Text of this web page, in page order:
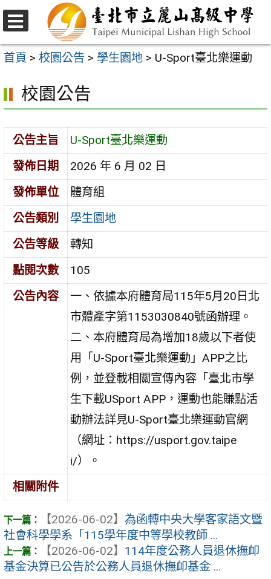
跳
至
主
內
容
選
單
首頁 > 校園公告 > 學生園地 > U-Sport臺北樂運動
校園公告
公告主旨
U-Sport臺北樂運動
發佈日期
2026 年 6 月 02 日
發佈單位
體育組
公告類別
學生園地
公告等級
轉知
點閱次數
105
公告內容
一、依據本府體育局115年5月20日北
市體產字第1153030840號函辦理。
二、本府體育局為增加18歲以下者使
用「U-Sport臺北樂運動」APP之比
例，並登載相關宣傳內容「臺北市學
生下載USport APP，運動也能賺點活
動辦法詳見U-Sport臺北樂運動官網
（網址：https://usport.gov.taipe
i/）。
相關附件
【2026-06-02】 為函轉中央大學客家語文暨
社會科學學系「115學年度中等學校教師 ...
【2026-06-02】 114年度公務人員退休撫卹
基金決算已公告於公務人員退休撫卹基金 ...